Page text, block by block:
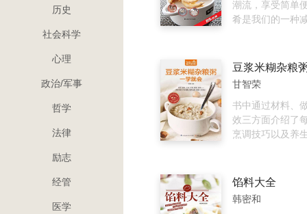
历史
社会科学
心理
政治/军事
哲学
法律
励志
经管
医学
潮流，享受简单
肴是我们的一种
最为重要的，也
生活密不可分的
面对五光十色的
肴，吃什么，怎
配合理，怎样才
则是我们每天面
中的一本。“最家
单、健康和家常
就是从家庭最简
豆浆米糊杂粮
甘智荣
书中通过材料、
效三方面介绍了
烹调技巧以及养
粥都配上了精美
者按图索骥。喷
郁的豆浆，软糯
馅料大全
韩密和